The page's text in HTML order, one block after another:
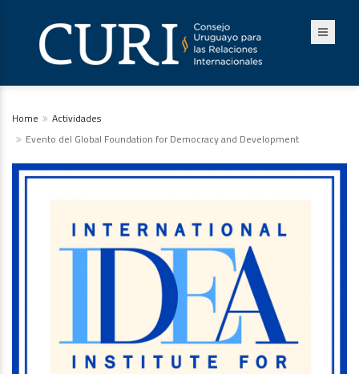
Home
Actividades
Evento del Global Foundation for Democracy and Development